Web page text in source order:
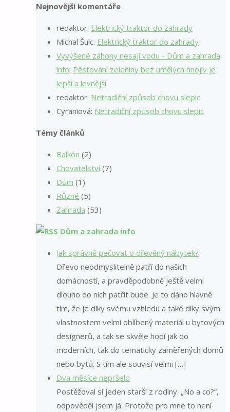
Nejnovější komentáře
redaktor: Elektrický traktor do zahrady
Michal Šulc: Elektrický traktor do zahrady
Vyvýšené záhony nesají vodu - Dům a zahrada
info: Pěstování zeleniny bez umělých hnojiv je
lepší a levnější
redaktor: Netradiční způsob chovu slepic
Cyraniová: Netradiční způsob chovu slepic
Témy článků
Balkón (2)
Chovatelství(7)
Dům (1)
Různé (5)
Zahrada (53)
Dům a zahrada info
Jak správně pečovat o dřevěný nábytek?
Dřevo neodmyslitelně patří do našich
domácností, a pravděpodobně ještě velmi
dlouho do nich patřit bude. Je to dáno hlavně
tím, že je díky svému vzhledu a také díky svým
vlastnostem velmi oblíbený materiál u bytových
designerů, a tak se skvěle hodí jak do
moderních, tak do tematicky zaměřených domů
nebo bytů. S tím ale souvisí velmi […]
Dva měsíce nepršelo
Postěžoval si jeden starší z rodiny. „No a co?“,
odpověděl jsem já. Protože pro mne to není